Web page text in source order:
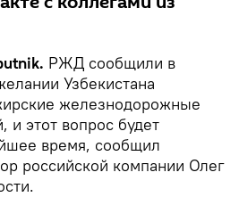
РЖД сообщили в
Узбекистана
железнодорожные
и этот вопрос будет
время, сообщил
российской компании Олег